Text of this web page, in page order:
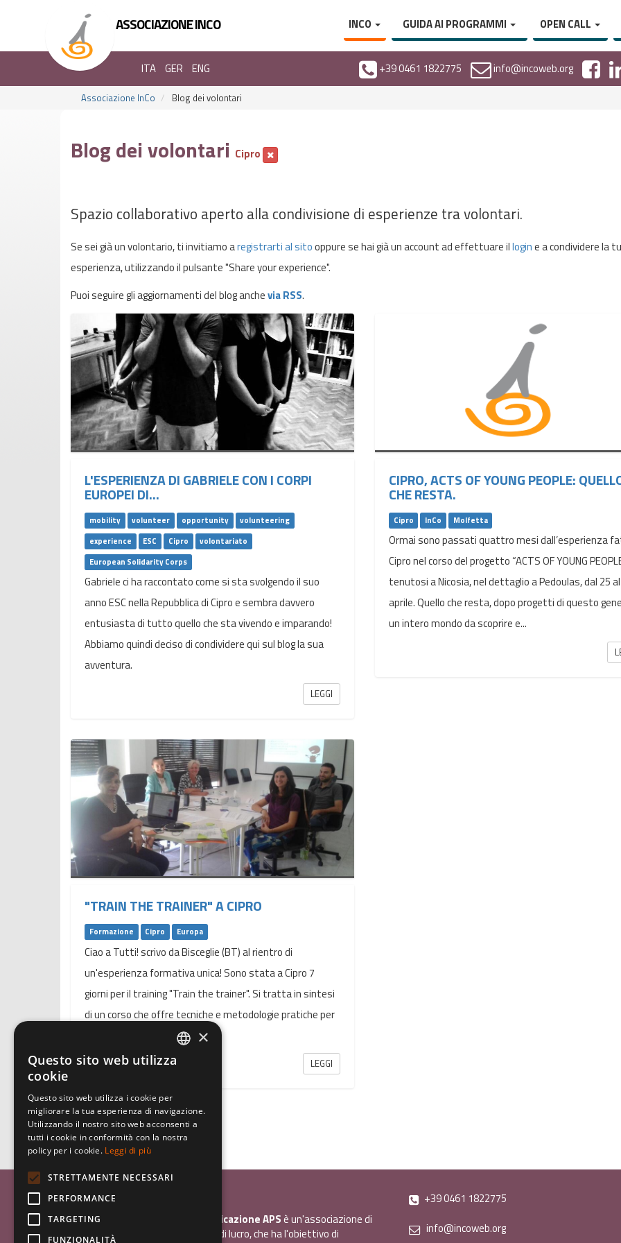
ASSOCIAZIONE INCO INCO GUIDA AI PROGRAMMI OPEN CALL
ITA GER ENG +39 0461 1822775 info@incoweb.org
Associazione InCo Blog dei volontari
Blog dei volontari Cipro
Spazio collaborativo aperto alla condivisione di esperienze tra volontari.
Se sei già un volontario, ti invitiamo aregistrarti al sitooppure se hai già un account ad effettuare illogine a condividere la
esperienza, utilizzando il pulsante "Share your experience".
Puoi seguire gli aggiornamenti del blog anchevia RSS.
L'ESPERIENZA DI GABRIELE CON I CORPI
EUROPEI DI...
mobility volunteer opportunity
volunteering
experience
ESC Cipro
volontariato
European Solidarity Corps
Gabriele ci ha raccontato come si sta svolgendo il suo
anno ESC nella Repubblica di Cipro e sembra davvero
entusiasta di tutto quello che sta vivendo e imparando!
Abbiamo quindi deciso di condividere qui sul blog la sua
avventura.
LEGGI
CIPRO, ACTS OF YOUNG PEOPLE:
CHE RESTA.
Cipro InCo Molfetta
Ormai sono passati quattro mesi dall’esperienza
Cipro nel corso del progetto “ACTS OF YOUNG
tenutosi a Nicosia, nel dettaglio a Pedoulas, dal 25
aprile. Quello che resta, dopo progetti di questo
un intero mondo da scoprire e...
"TRAIN THE TRAINER" A CIPRO
Formazione Cipro Europa
Ciao a Tutti! scrivo da Bisceglie (BT) al rientro di
un'esperienza formativa unica! Sono stata a Cipro 7
giorni per il training "Train the trainer". Si tratta in sintesi
di un corso che offre tecniche e metodologie pratiche per
LEGGI
Associazione Inco
InCo - Interculturalità & Comunicazione APSè un'associazione di
promozione sociale, senza scopo di lucro, che ha l'obiettivo di
+39 0461 1822775
info@incoweb.org
GERMAN
×
Questo sito web utilizza
cookie
Questo sito web utilizza i cookie per
migliorare la tua esperienza di navigazione.
Utilizzando il nostro sito web acconsenti a
tutti i cookie in conformità con la nostra
policy per i cookie. Leggi di più
STRETTAMENTE NECESSARI
PERFORMANCE
TARGETING
FUNZIONALITÀ